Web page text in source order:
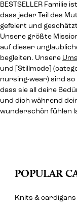
BESTSELLER Familie
dass jeder Teil des
gefeiert und
Unsere größte
auf dieser
begleiten. Unsere
und [Stillmode]
nursing-wear) sind
dass sie all deine
und dich während
wunderschön fühlen
POPULAR
Knits & cardigans